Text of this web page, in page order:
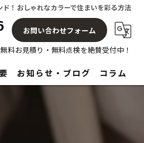
！おしゃれなカラーで住まいを彩る方法
お問い合わせフォーム
無料お見積り・無料点検を絶賛受付中！
お知らせ・ブログ コラム